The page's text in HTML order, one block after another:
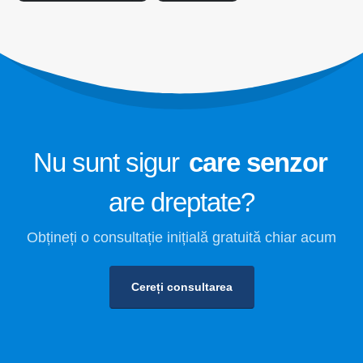
Nu sunt sigur care senzor
are dreptate?
Obțineți o consultație inițială gratuită chiar acum
Cereți consultarea
Monitorizarea siguranței frigorifice
industrială
Vizualizați mai multe
Winsen. © 2026. Toate drepturile rezervate